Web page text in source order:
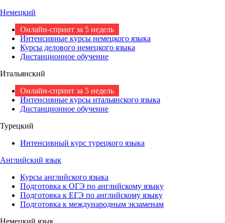
Немецкий
Онлайн-спринт за 5 недель
Интенсивные курсы немецкого языка
Курсы делового немецкого языка
Дистанционное обучение
Итальянский
Онлайн-спринт за 5 недель
Интенсивные курсы итальянского языка
Дистанционное обучение
Турецкий
Интенсивный курс турецкого языка
Английский язык
Курсы английского языка
Подготовка к ОГЭ по английскому языку
Подготовка к ЕГЭ по английскому языку
Подготовка к международным экзаменам
Немецкий язык